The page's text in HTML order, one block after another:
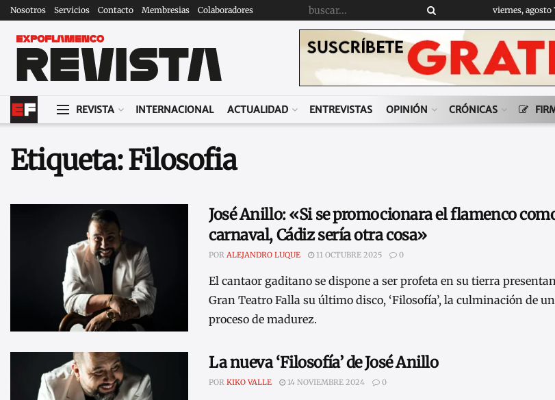
Nosotros Servicios Contacto Membresias Colaboradores viernes, agosto
REVISTA INTERNACIONAL ACTUALIDAD ENTREVISTAS OPINIÓN CRÓNICAS
Etiqueta:Filosofia
José Anillo: «Si se promocionara el flamenco
carnaval, Cádiz sería otra cosa»
POR ALEJANDRO LUQUE 11 OCTUBRE 2025 0
El cantaor gaditano se dispone a ser profeta en su tierra
Gran Teatro Falla su último disco, ‘Filosofía’, la culminación de
proceso de madurez.
La nueva ‘Filosofía’ de José Anillo
POR KIKO VALLE 14 NOVIEMBRE 2024 0